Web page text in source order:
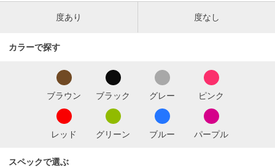
度あり 度なし
カラーで探す
ブラウン ブラック グレー ピンク
レッド グリーン ブルー パープル
スペックで選ぶ